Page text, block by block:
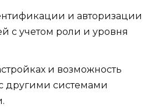
и авторизации
с учетом роли и уровня
и возможность
другими системами